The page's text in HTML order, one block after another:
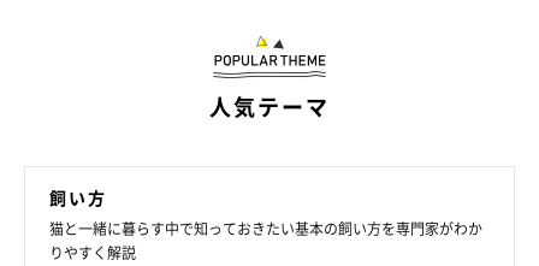
人気テーマ
飼い方
猫と一緒に暮らす中で知っておきたい基本の飼い方を専門家がわか
りやすく解説